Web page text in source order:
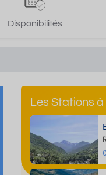
Disponibilités
Les Stations à